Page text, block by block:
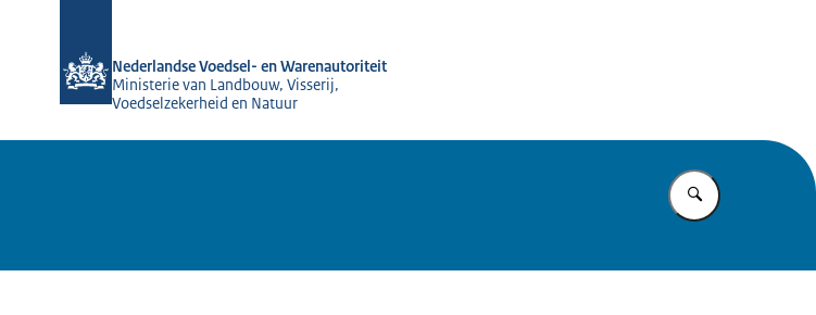
Nederlandse Voedsel- en Warenautoriteit
Ministerie van Landbouw, Visserij,
Voedselzekerheid en Natuur
Vul in wat u